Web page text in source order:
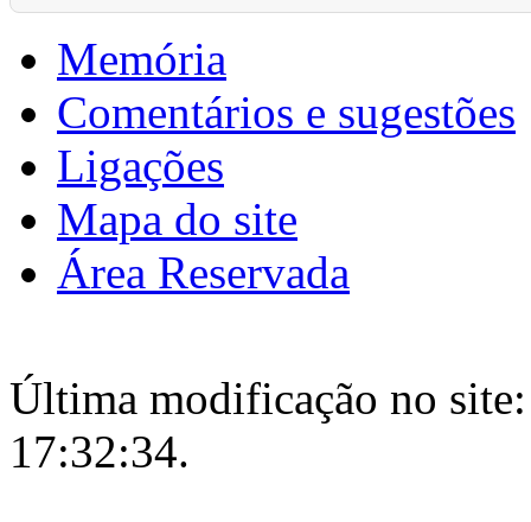
Memória
Comentários e sugestões
Ligações
Mapa do site
Área Reservada
Última modificação no
17:32:34.